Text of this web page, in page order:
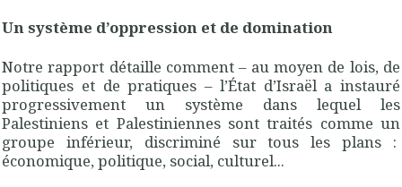
Un système d’oppression et de domination
Notre rapport détaille comment – au moyen de lois, de
politiques et de pratiques – l’État d’Israël a instauré
progressivement un système dans lequel les
Palestiniens et Palestiniennes sont traités comme un
groupe inférieur, discriminé sur tous les plans :
économique, politique, social, culturel...